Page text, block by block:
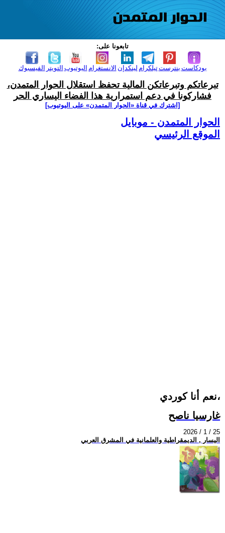
تابعونا على:
الفيسبوك التويتر اليوتيوب الانستغرام لينكدإن تيلكرامبنترست بودكاست
تبرعاتكم وتبرعاتكن المالية تحفظ استقلال الحوار المتمدن،
فشاركونا في دعم استمرارية هذا الفضاء اليساري الحر
[اشترك في قناة ‫«الحوار المتمدن» على اليوتيوب]
الحوار المتمدن - موبايل
الموقع الرئيسي
نعم أنا كوردي،
غارسيا ناصح
2026 / 1 / 25
اليسار , الديمقراطية والعلمانية في المشرق العربي